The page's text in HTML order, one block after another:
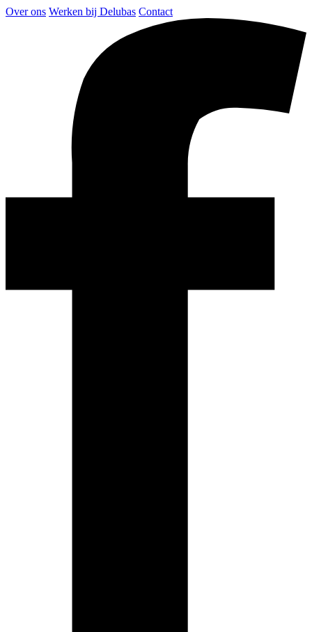
Over ons Werken bij Delubas Contact